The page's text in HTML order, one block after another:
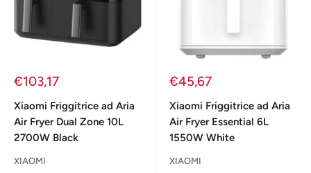
Prezzo
€103,17
Xiaomi Friggitrice ad Aria
Air Fryer Dual Zone 10L
2700W Black
XIAOMI
Prezzo
€45,67
Xiaomi Friggitrice ad Aria
Air Fryer Essential 6L
1550W White
XIAOMI